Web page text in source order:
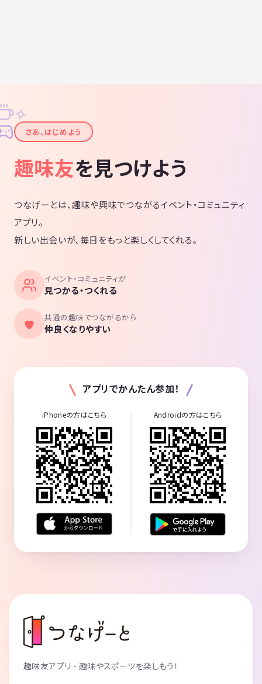
✦
✧
さあ、はじめよう
趣味友を見つけよう
つなげーとは、趣味や興味でつながるイベント・コミュニティ
アプリ。
新しい出会いが、毎日をもっと楽しくしてくれる。
イベント・コミュニティが
見つかる・つくれる
共通の趣味でつながるから
仲良くなりやすい
アプリでかんたん参加！
iPhoneの方はこちら Androidの方はこちら
趣味友アプリ - 趣味やスポーツを楽しもう！